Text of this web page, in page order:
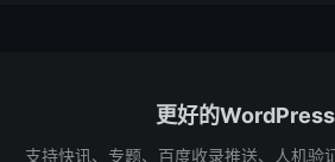
更好的
支持快讯、专题、百度收录推送、人机验